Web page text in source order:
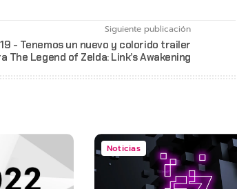
Siguiente publicación
- Tenemos un nuevo y colorido trailer
The Legend of Zelda: Link’s Awakening
Noticias